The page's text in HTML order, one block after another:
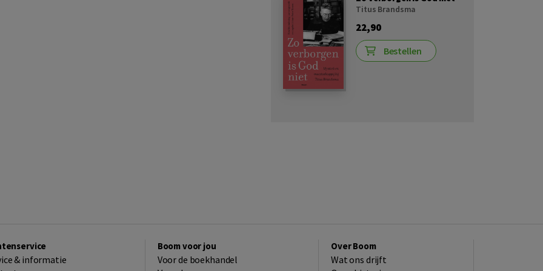
Titus Brandsma
22,90
Bestellen
& informatie
Boom voor jou
Voor de boekhandel
Over Boom
Wat ons drijft